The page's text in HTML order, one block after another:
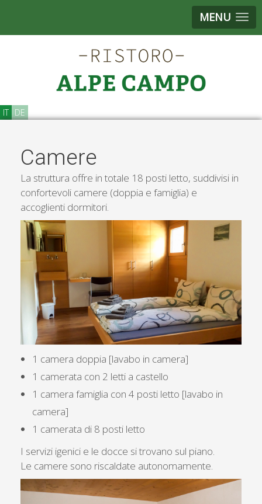
MENU
IT DE
Camere
La struttura offre in totale 18 posti letto, suddivisi in
confortevoli camere (doppia e famiglia) e
accoglienti dormitori.
1 camera doppia [lavabo in camera]
1 camerata con 2 letti a castello
1 camera famiglia con 4 posti letto [lavabo in
camera]
1 camerata di 8 posti letto
I servizi igenici e le docce si trovano sul piano.
Le camere sono riscaldate autonomamente.